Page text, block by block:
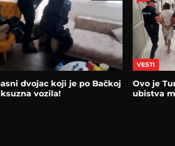
dvojac koji je po Bačkoj
vozila!
VESTI
Ovo je
ubistva